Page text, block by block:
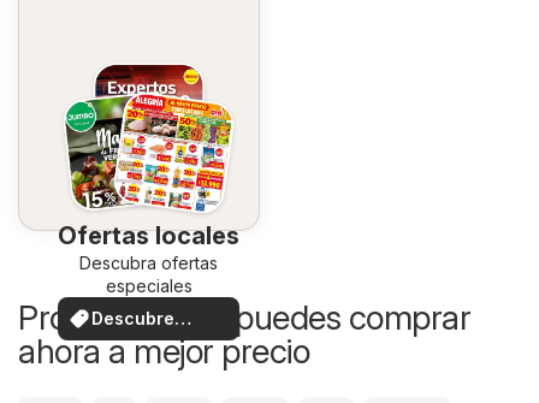
Ofertas locales
Descubra ofertas
especiales
Descubre
ofertas
Productos que puedes comprar
ahora a mejor precio